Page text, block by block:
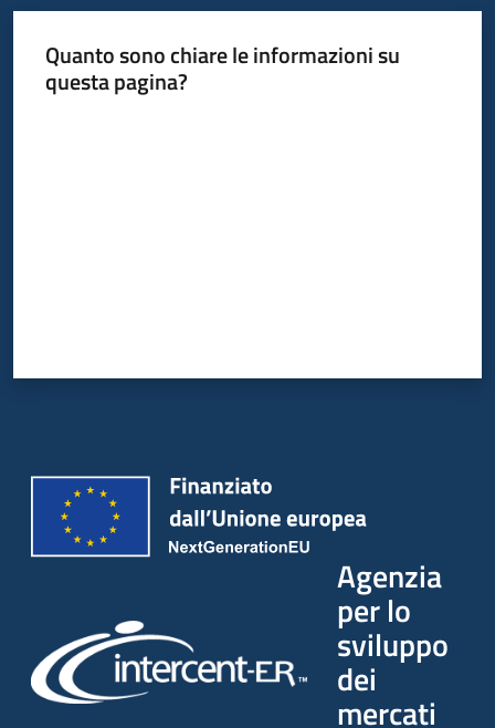
Quanto sono chiare le informazioni su
questa pagina?
Agenzia
per lo
sviluppo
dei
mercati